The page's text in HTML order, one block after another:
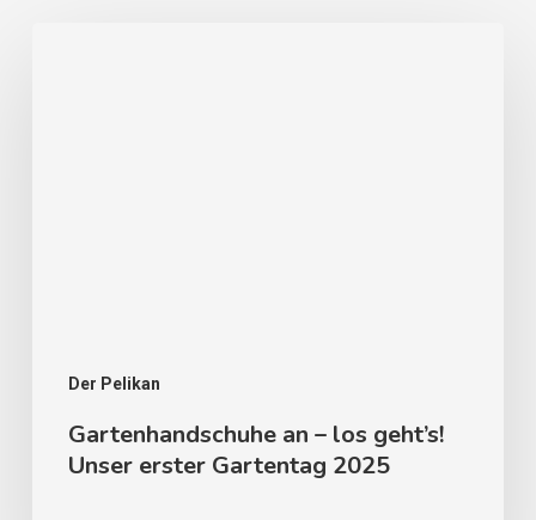
Der Pelikan
Gartenhandschuhe an – los geht’s!
Unser erster Gartentag 2025